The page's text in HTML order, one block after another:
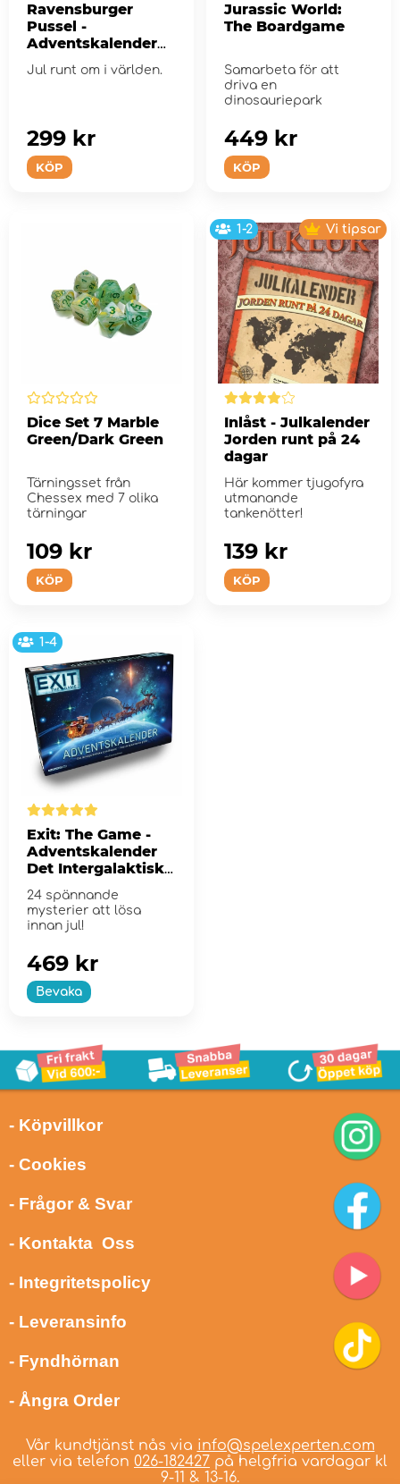
Ravensburger
Pussel -
Adventskalender
Christmas Around
the World 24 x 54
Jul runt om i världen.
KÖP
299 kr
Jurassic World:
The Boardgame
Samarbeta för att
driva en
dinosauriepark
KÖP
449 kr
Dice Set 7 Marble
Green/Dark Green
Tärningsset från
Chessex med 7 olika
tärningar
KÖP
109 kr
1-2 Vi tipsar
Inlåst - Julkalender
Jorden runt på 24
dagar
Här kommer tjugofyra
utmanande
tankenötter!
KÖP
139 kr
1-4
Exit: The Game -
Adventskalender
Det Intergalaktiska
Rymdloppet
24 spännande
mysterier att lösa
innan jul!
Bevaka
469 kr
- Köpvillkor
- Cookies
- Frågor & Svar
- Kontakta Oss
- Integritetspolicy
- Leveransinfo
- Fyndhörnan
- Ångra Order
Vår kundtjänst nås via info@spelexperten.com
eller via telefon 026-182427 på helgfria vardagar kl
9-11 & 13-16.